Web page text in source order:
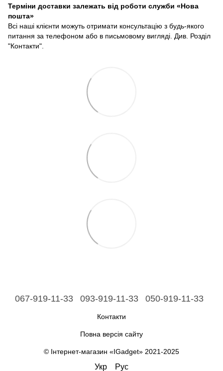
Терміни доставки залежать від роботи служби «Нова
пошта»
Всі наші клієнти можуть отримати консультацію з будь-якого
питання за телефоном або в письмовому вигляді. Див. Розділ
"Контакти".
067-919-11-33 093-919-11-33 050-919-11-33
Контакти
Повна версія сайту
© Інтернет-магазин «IGadget» 2021-2025
Укр Рус